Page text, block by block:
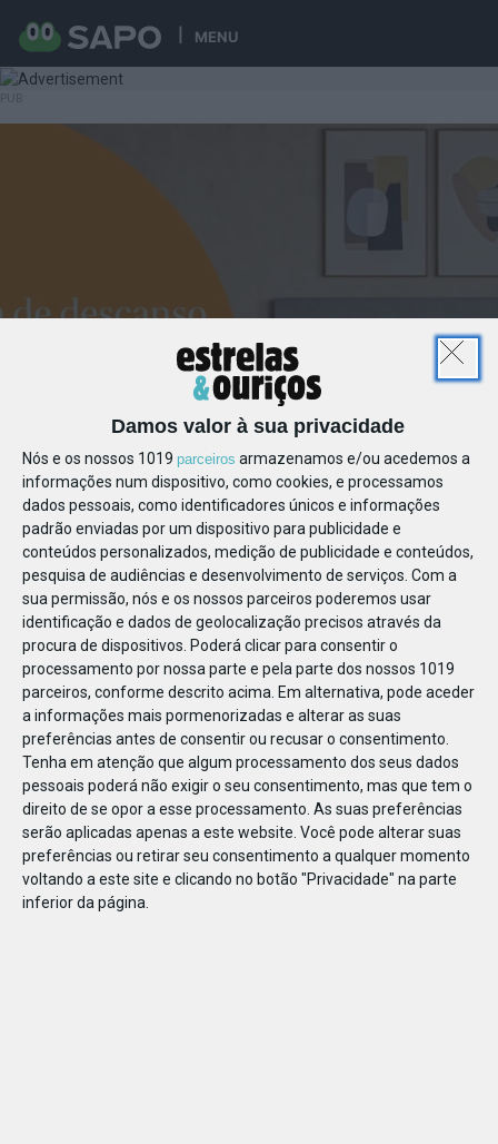
Damos valor à sua privacidade
Nós e os nossos 1019 parceiros armazenamos e/ou acedemos a
informações num dispositivo, como cookies, e processamos
dados pessoais, como identificadores únicos e informações
padrão enviadas por um dispositivo para publicidade e
conteúdos personalizados, medição de publicidade e conteúdos,
pesquisa de audiências e desenvolvimento de serviços. Com a
sua permissão, nós e os nossos parceiros poderemos usar
identificação e dados de geolocalização precisos através da
procura de dispositivos. Poderá clicar para consentir o
processamento por nossa parte e pela parte dos nossos 1019
parceiros, conforme descrito acima. Em alternativa, pode aceder
a informações mais pormenorizadas e alterar as suas
preferências antes de consentir ou recusar o consentimento.
Tenha em atenção que algum processamento dos seus dados
pessoais poderá não exigir o seu consentimento, mas que tem o
direito de se opor a esse processamento. As suas preferências
serão aplicadas apenas a este website. Você pode alterar suas
preferências ou retirar seu consentimento a qualquer momento
voltando a este site e clicando no botão "Privacidade" na parte
inferior da página.
MENU
MAR 21
BS_Colchão_Emma_desconto